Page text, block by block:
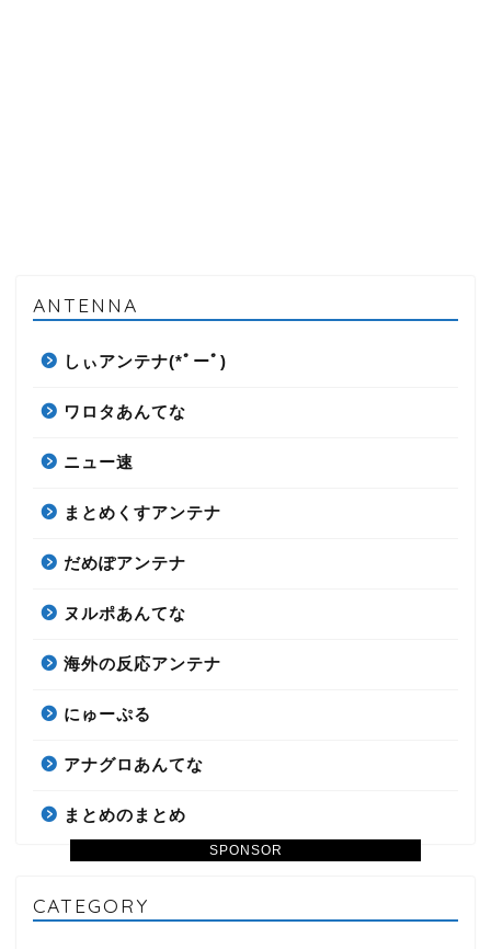
SPONSOR
ANTENNA
しぃアンテナ(*ﾟーﾟ)
ワロタあんてな
ニュー速
まとめくすアンテナ
だめぽアンテナ
ヌルポあんてな
海外の反応アンテナ
にゅーぷる
アナグロあんてな
まとめのまとめ
CATEGORY